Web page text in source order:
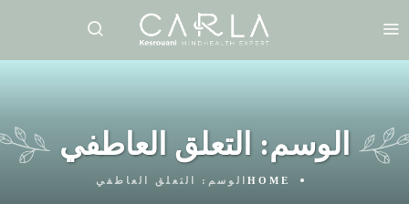
الوسم: التعلق العاطفي
HOME الوسم: التعلق العاطفي